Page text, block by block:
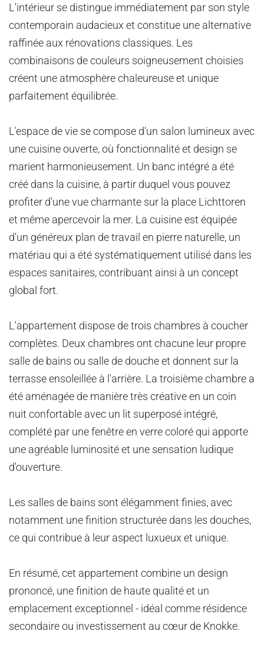
L'intérieur se distingue immédiatement par son style
contemporain audacieux et constitue une alternative
raffinée aux rénovations classiques. Les
combinaisons de couleurs soigneusement choisies
créent une atmosphère chaleureuse et unique
parfaitement équilibrée.
L'espace de vie se compose d'un salon lumineux avec
une cuisine ouverte, où fonctionnalité et design se
marient harmonieusement. Un banc intégré a été
créé dans la cuisine, à partir duquel vous pouvez
profiter d'une vue charmante sur la place Lichttoren
et même apercevoir la mer. La cuisine est équipée
d'un généreux plan de travail en pierre naturelle, un
matériau qui a été systématiquement utilisé dans les
espaces sanitaires, contribuant ainsi à un concept
global fort.
L'appartement dispose de trois chambres à coucher
complètes. Deux chambres ont chacune leur propre
salle de bains ou salle de douche et donnent sur la
terrasse ensoleillée à l'arrière. La troisième chambre a
été aménagée de manière très créative en un coin
nuit confortable avec un lit superposé intégré,
complété par une fenêtre en verre coloré qui apporte
une agréable luminosité et une sensation ludique
d'ouverture.
Les salles de bains sont élégamment finies, avec
notamment une finition structurée dans les douches,
ce qui contribue à leur aspect luxueux et unique.
En résumé, cet appartement combine un design
prononcé, une finition de haute qualité et un
emplacement exceptionnel - idéal comme résidence
secondaire ou investissement au cœur de Knokke.